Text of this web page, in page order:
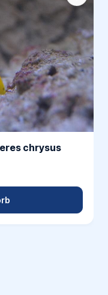
chrysus